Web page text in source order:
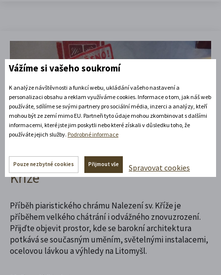
22. 6. 2026 Život na návrší
Znovuzrozený chrám Nalezení sv.
Kříže
Příběh piaristického chrámu Nalezení sv. Kříže je
příběhem velkého chátrání i odvážného znovuzrození.
Přijďte objevit prostor, kde se barokní architektura
potkává se současným uměním, světelnými instalacemi,
ocelovou lávkou a výhledy na Litomyšl.
Vážíme si vašeho soukromí
K analýze návštěvnosti a funkcí webu, ukládání vašeho nastavení a
personalizaci obsahu a reklam využíváme cookies. Informace o tom, jak náš web
používáte, sdílíme se svými partnery pro sociální média, inzerci a analýzy, kteří
mohou být ze zemí mimo EU. Partneři tyto údaje mohou zkombinovat s dalšími
informacemi, které jste jim poskytli nebo které získali v důsledku toho, že
používáte jejich služby. Podrobné informace
Pouze nezbytné cookies Přijmout vše Spravovat cookies